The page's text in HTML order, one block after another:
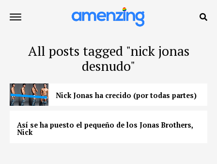
All posts tagged "nick jonas
desnudo"
Nick Jonas ha crecido (por todas partes)
Así se ha puesto el pequeño de los Jonas Brothers,
Nick